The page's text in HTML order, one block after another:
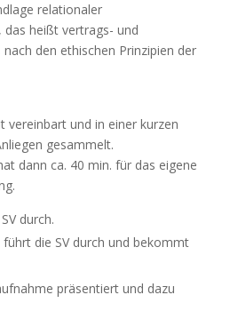
relationaler
das heißt vertrags- und
den ethischen Prinzipien der
vereinbart und in einer kurzen
gesammelt.
dann ca. 40 min. für das eigene
durch.
führt die SV durch und bekommt
präsentiert und dazu